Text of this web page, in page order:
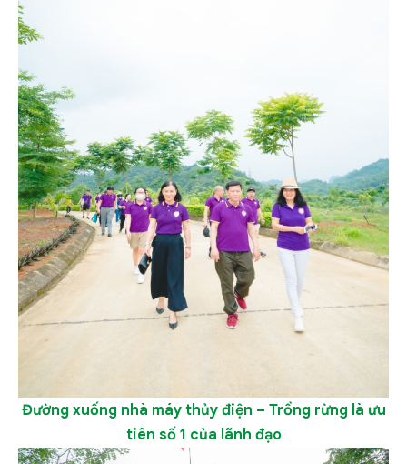
Đường xuống nhà máy thủy điện – Trồng rừng là ưu
tiên số 1 của lãnh đạo